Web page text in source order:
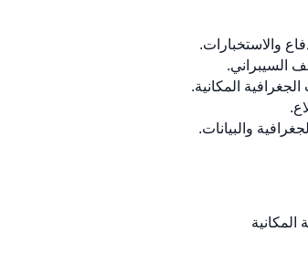
والاستخبارات.
السيبراني.
المكانية.
والبيانات.
المكانية